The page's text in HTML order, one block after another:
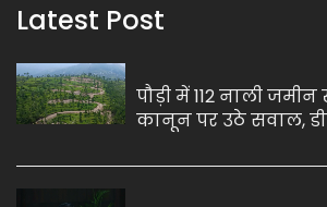
Latest Post
पौड़ी में 112 नाली
कानून पर उठे सवाल,